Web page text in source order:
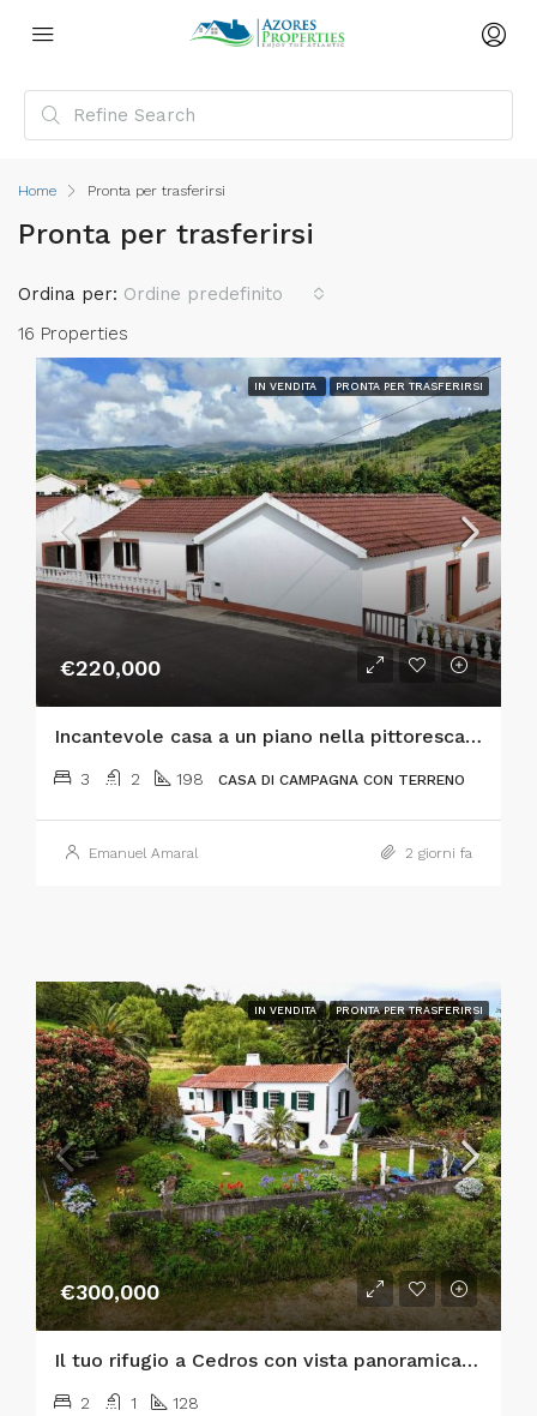
Home Pronta per trasferirsi
Pronta per trasferirsi
16 Properties
Ordina per: Ordine predefinito
IN VENDITA PRONTA PER TRASFERIRSI
€220,000
Incantevole casa a un piano nella pittoresca località di Flamengos, a Horta
3 2 198 CASA DI CAMPAGNA CON TERRENO
Emanuel Amaral 2 giorni fa
IN VENDITA PRONTA PER TRASFERIRSI
€300,000
Il tuo rifugio a Cedros con vista panoramica sull’Atlantico e sulle isole di São Jorge e Graciosa!
2 1 128